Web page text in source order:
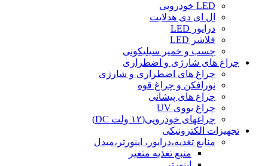
LED خودرویی
ال ای دی هدلایت
درایور LED
فلاشر LED
چسب و خمیر سیلیکونی
چراغ های شارژی و اضطراری
چراغ های اضطراری و شارژی
نورافکن و چراغ قوه
چراغ های پیشانی
چراغ یووی UV
چراغهای خودرویی(۱۲ ولت DC)
تجهیزات الکترونیکی
منابع تغذیه،درایور، اینورتر،مبدل
منبع تغذیه متغیر